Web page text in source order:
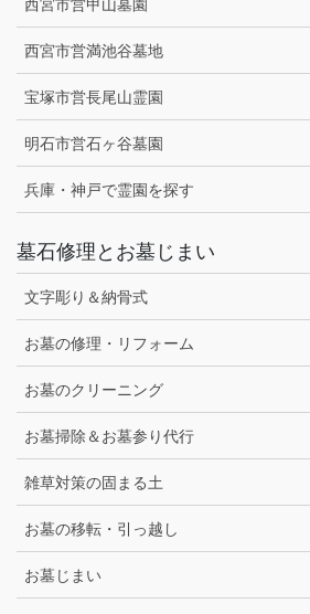
西宮市営甲山墓園
西宮市営満池谷墓地
宝塚市営長尾山霊園
明石市営石ヶ谷墓園
兵庫・神戸で霊園を探す
墓石修理とお墓じまい
文字彫り＆納骨式
お墓の修理・リフォーム
お墓のクリーニング
お墓掃除＆お墓参り代行
雑草対策の固まる土
お墓の移転・引っ越し
お墓じまい